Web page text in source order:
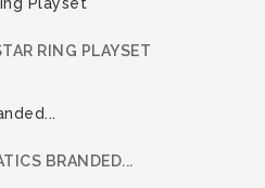
RING PLAYSET
BRANDED...